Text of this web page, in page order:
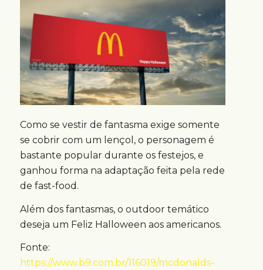
Como se vestir de fantasma exige somente
se cobrir com um lençol, o personagem é
bastante popular durante os festejos, e
ganhou forma na adaptação feita pela rede
de fast-food.
Além dos fantasmas, o outdoor temático
deseja um Feliz Halloween aos americanos.
Fonte:
https://www.b9.com.br/116019/mcdonalds-